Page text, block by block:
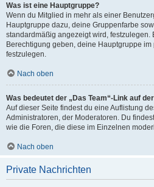
Was ist eine Hauptgruppe?
Wenn du Mitglied in mehr als einer
Hauptgruppe dazu, deine Gruppenfarbe
standardmäßig angezeigt wird, festzulegen.
Berechtigung geben, deine Hauptgruppe
festzulegen.
Nach oben
Was bedeutet der „Das Team“-Link auf
Auf dieser Seite findest du eine Auflistung
Administratoren, der Moderatoren. Du
wie die Foren, die diese im Einzelnen
Nach oben
Private Nachrichten